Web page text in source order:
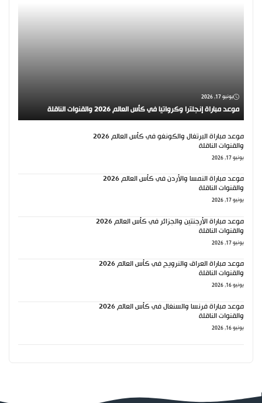
يونيو 17, 2026
موعد مباراة إنجلترا وكرواتيا في كأس العالم 2026 والقنوات الناقلة
موعد مباراة البرتغال والكونغو في كأس العالم 2026
والقنوات الناقلة
يونيو 17, 2026
موعد مباراة النمسا والأردن في كأس العالم 2026
والقنوات الناقلة
يونيو 17, 2026
موعد مباراة الأرجنتين والجزائر في كأس العالم 2026
والقنوات الناقلة
يونيو 17, 2026
موعد مباراة العراق والنرويج في كأس العالم 2026
والقنوات الناقلة
يونيو 16, 2026
موعد مباراة فرنسا والسنغال في كأس العالم 2026
والقنوات الناقلة
يونيو 16, 2026